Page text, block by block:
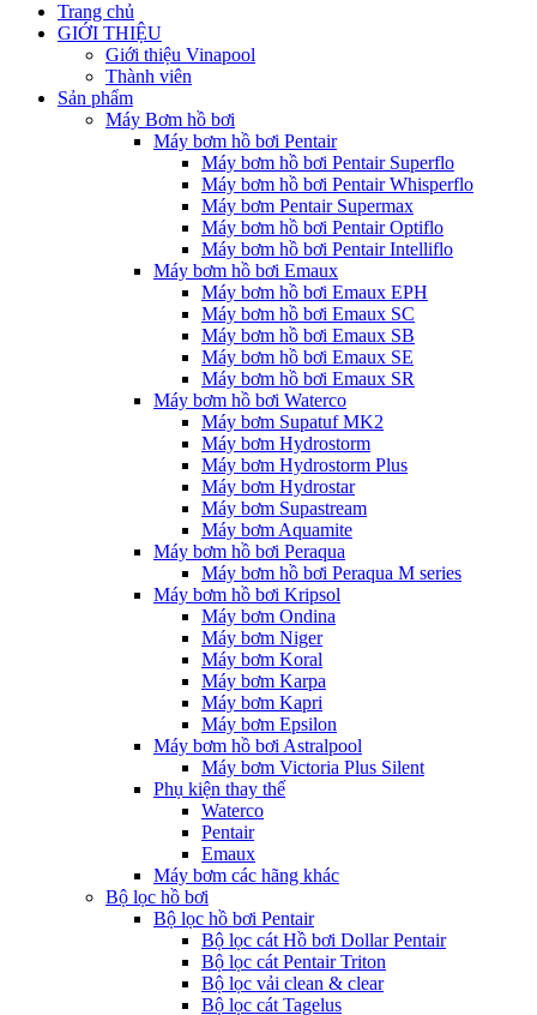
Trang chủ
GIỚI THIỆU
Giới thiệu Vinapool
Thành viên
Sản phẩm
Máy Bơm hồ bơi
Máy bơm hồ bơi Pentair
Máy bơm hồ bơi Pentair Superflo
Máy bơm hồ bơi Pentair Whisperflo
Máy bơm Pentair Supermax
Máy bơm hồ bơi Pentair Optiflo
Máy bơm hồ bơi Pentair Intelliflo
Máy bơm hồ bơi Emaux
Máy bơm hồ bơi Emaux EPH
Máy bơm hồ bơi Emaux SC
Máy bơm hồ bơi Emaux SB
Máy bơm hồ bơi Emaux SE
Máy bơm hồ bơi Emaux SR
Máy bơm hồ bơi Waterco
Máy bơm Supatuf MK2
Máy bơm Hydrostorm
Máy bơm Hydrostorm Plus
Máy bơm Hydrostar
Máy bơm Supastream
Máy bơm Aquamite
Máy bơm hồ bơi Peraqua
Máy bơm hồ bơi Peraqua M series
Máy bơm hồ bơi Kripsol
Máy bơm Ondina
Máy bơm Niger
Máy bơm Koral
Máy bơm Karpa
Máy bơm Kapri
Máy bơm Epsilon
Máy bơm hồ bơi Astralpool
Máy bơm Victoria Plus Silent
Phụ kiện thay thế
Waterco
Pentair
Emaux
Máy bơm các hãng khác
Bộ lọc hồ bơi
Bộ lọc hồ bơi Pentair
Bộ lọc cát Hồ bơi Dollar Pentair
Bộ lọc cát Pentair Triton
Bộ lọc vải clean & clear
Bộ lọc cát Tagelus